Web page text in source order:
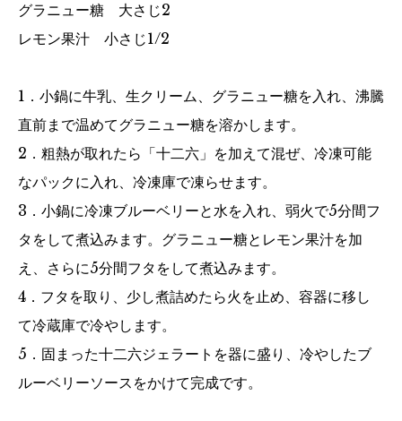
グラニュー糖 大さじ2
レモン果汁 小さじ1/2
1．小鍋に牛乳、生クリーム、グラニュー糖を入れ、沸騰
直前まで温めてグラニュー糖を溶かします。
2．粗熱が取れたら「十二六」を加えて混ぜ、冷凍可能
なパックに入れ、冷凍庫で凍らせます。
3．小鍋に冷凍ブルーベリーと水を入れ、弱火で5分間フ
タをして煮込みます。グラニュー糖とレモン果汁を加
え、さらに5分間フタをして煮込みます。
4．フタを取り、少し煮詰めたら火を止め、容器に移し
て冷蔵庫で冷やします。
5．固まった十二六ジェラートを器に盛り、冷やしたブ
ルーベリーソースをかけて完成です。